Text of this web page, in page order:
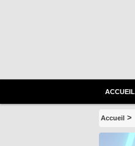
ACCUEIL
Accueil >